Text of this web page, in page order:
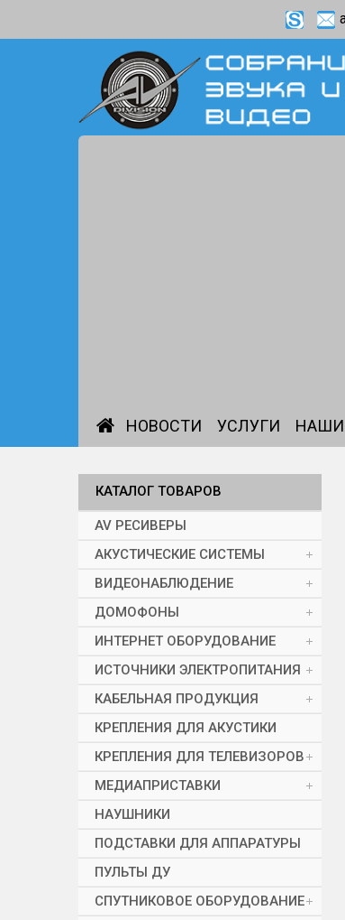
НОВОСТИ УСЛУГИ НАШИ
КАТАЛОГ ТОВАРОВ
AV РЕСИВЕРЫ
АКУСТИЧЕСКИЕ СИСТЕМЫ
ВИДЕОНАБЛЮДЕНИЕ
ДОМОФОНЫ
ИНТЕРНЕТ ОБОРУДОВАНИЕ
ИСТОЧНИКИ ЭЛЕКТРОПИТАНИЯ
КАБЕЛЬНАЯ ПРОДУКЦИЯ
КРЕПЛЕНИЯ ДЛЯ АКУСТИКИ
КРЕПЛЕНИЯ ДЛЯ ТЕЛЕВИЗОРОВ
МЕДИАПРИСТАВКИ
НАУШНИКИ
ПОДСТАВКИ ДЛЯ АППАРАТУРЫ
ПУЛЬТЫ ДУ
СПУТНИКОВОЕ ОБОРУДОВАНИЕ